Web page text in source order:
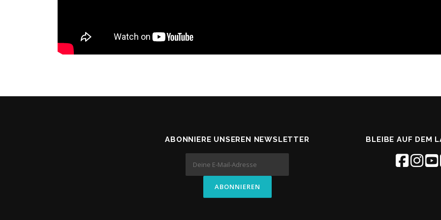
ABONNIERE UNSEREN NEWSLETTER BLEIBE AUF DEM